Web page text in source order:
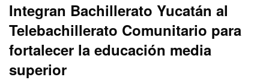
Integran Bachillerato Yucatán al
Telebachillerato Comunitario para
fortalecer la educación media
superior